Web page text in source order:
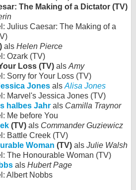
The Making of a Dictator (TV)
Julius Caesar: The Making of a
als Helen Pierce
Ozark (TV)
Loss (TV) als Amy
Sorry for Your Loss (TV)
Jones als Alisa Jones
Marvel's Jessica Jones (TV)
halbes Jahr als Camilla Traynor
Me before You
(TV) als Commander Guziewicz
Battle Creek (TV)
Woman (TV) als Julie Walsh
The Honourable Woman (TV)
als Hubert Page
Albert Nobbs